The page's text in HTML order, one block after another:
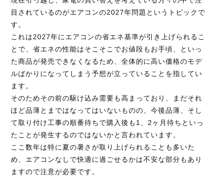
【無料】お見積り依頼フォーム
※ その他のお問い合わせは「
ム」よりお願いいたします。
目されているのがエアコンの2027年問題というトピックで
す。
これは2027年にエアコンの省エネ基準が引き上げられるこ
とで、省エネの性能はそこそこでお値段もお手頃、といっ
た商品が発売できなくなるため、全体的に高い価格のモデ
ルばかりになってしまう予想が立っていることを指してい
ます。
そのためその前の駆け込み需要も高まっており、まだそれ
ほど品薄とまではなってはいないものの、今後品薄、そし
て取り付け工事の順番待ちで購入後も1、2ヶ月待ちといっ
たことが発生するのではないかと言われています。
ここ数年は特に夏の暑さが取り上げられることも多いた
め、エアコンなしで快適に過ごせるかは不安な部分もあり
ますので注意が必要です。